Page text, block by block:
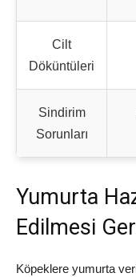
Cilt
Döküntüleri
Sindirim
Sorunları
Yumurta
Edilmesi
Köpeklere yumurta